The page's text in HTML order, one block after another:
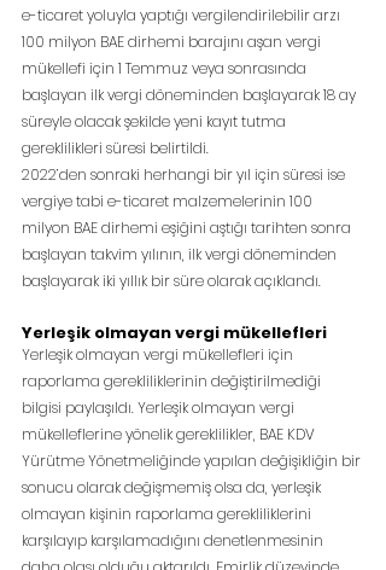
e-ticaret yoluyla yaptığı vergilendirilebilir arzı
100 milyon BAE dirhemi barajını aşan vergi
mükellefi için 1 Temmuz veya sonrasında
başlayan ilk vergi döneminden başlayarak 18 ay
süreyle olacak şekilde yeni kayıt tutma
gereklilikleri süresi belirtildi.
2022’den sonraki herhangi bir yıl için süresi ise
vergiye tabi e-ticaret malzemelerinin 100
milyon BAE dirhemi eşiğini aştığı tarihten sonra
başlayan takvim yılının, ilk vergi döneminden
başlayarak iki yıllık bir süre olarak açıklandı.
Yerleşik olmayan vergi mükellefleri
Yerleşik olmayan vergi mükellefleri için
raporlama gerekliliklerinin değiştirilmediği
bilgisi paylaşıldı. Yerleşik olmayan vergi
mükelleflerine yönelik gereklilikler, BAE KDV
Yürütme Yönetmeliğinde yapılan değişikliğin bir
sonucu olarak değişmemiş olsa da, yerleşik
olmayan kişinin raporlama gerekliliklerini
karşılayıp karşılamadığını denetlenmesinin